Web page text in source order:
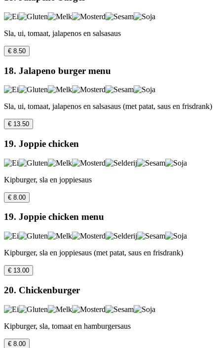
Sla, ui, tomaat, jalapenos en salsasaus
€ 8.50
18. Jalapeno burger menu
Sla, ui, tomaat, jalapenos en salsasaus (met patat, saus en frisdrank)
€ 13.50
19. Joppie chicken
Kipburger, sla en joppiesaus
€ 8.00
19. Joppie chicken menu
Kipburger, sla en joppiesaus (met patat, saus en frisdrank)
€ 13.00
20. Chickenburger
Kipburger, sla, tomaat en hamburgersaus
€ 8.00